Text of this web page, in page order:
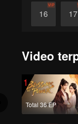
16
VIP
17
26 27
Video
1
Total 36 EP